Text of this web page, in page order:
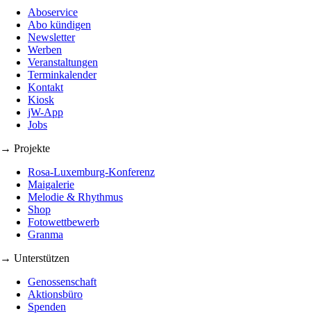
Aboservice
Abo kündigen
Newsletter
Werben
Veranstaltungen
Terminkalender
Kontakt
Kiosk
jW-App
Jobs
→ Projekte
Rosa-Luxemburg-Konferenz
Maigalerie
Melodie & Rhythmus
Shop
Fotowettbewerb
Granma
→ Unterstützen
Genossenschaft
Aktionsbüro
Spenden